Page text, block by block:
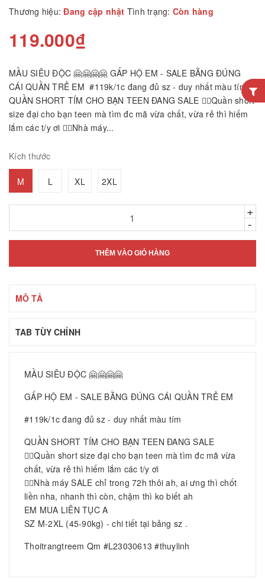
Thương hiệu: Đang cập nhật Tình trạng: Còn hàng
119.000₫
MẦU SIÊU ĐỘC 🤗🤗🤗🤗 GẤP HỘ EM - SALE BẰNG ĐÚNG
CÁI QUẦN TRẺ EM #119k/1c đang đủ sz - duy nhất màu tím
QUẦN SHORT TÍM CHO BẠN TEEN ĐANG SALE 👉🏻Quần short
size đại cho bạn teen mà tìm đc mã vừa chất, vừa rẻ thì hiếm
lắm các t/y ơi 👉🏻Nhà máy...
Kích thước
M L XL 2XL
+
-
THÊM VÀO GIỎ HÀNG
MÔ TẢ
TAB TÙY CHỈNH
MẦU SIÊU ĐỘC 🤗🤗🤗🤗
GẤP HỘ EM - SALE BẰNG ĐÚNG CÁI QUẦN TRẺ EM
#119k/1c đang đủ sz - duy nhất màu tím
QUẦN SHORT TÍM CHO BẠN TEEN ĐANG SALE
👉🏻Quần short size đại cho bạn teen mà tìm đc mã vừa
chất, vừa rẻ thì hiếm lắm các t/y ơi
👉🏻Nhà máy SALE chỉ trong 72h thôi ah, ai ưng thì chốt
liền nha, nhanh thì còn, chậm thì ko biết ah
EM MUA LIÊN TỤC A
SZ M-2XL (45-90kg) - chi tiết tại bảng sz .
Thoitrangtreem Qm #L23030613 #thuylinh